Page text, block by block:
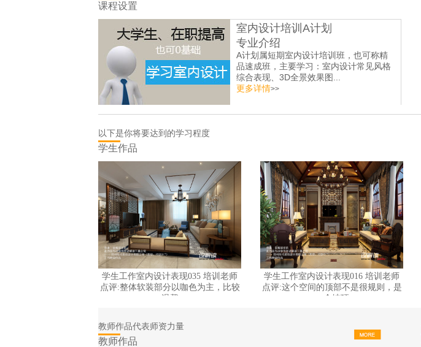
课程设置
室内设计培训A计划
专业介绍
A计划属短期室内设计培训班，也可称精
品速成班，主要学习：室内设计常见风格
综合表现、3D全景效果图...
更多详情>>
以下是你将要达到的学习程度
学生作品
学生工作室内设计表现035 培训老师
点评:整体软装部分以咖色为主，比较
温馨
学生工作室内设计表现016 培训老师
点评:这个空间的顶部不是很规则，是
一个坡顶
教师作品代表师资力量
教师作品